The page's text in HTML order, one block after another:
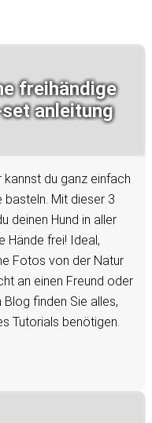
freihändige
anleitung
kannst du ganz einfach
basteln. Mit dieser 3
deinen Hund in aller
Hände frei! Ideal,
Fotos von der Natur
an einen Freund oder
finden Sie alles,
Tutorials benötigen.